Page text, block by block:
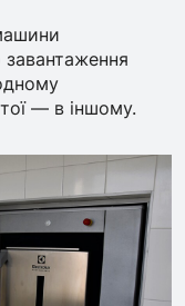
— в іншому.